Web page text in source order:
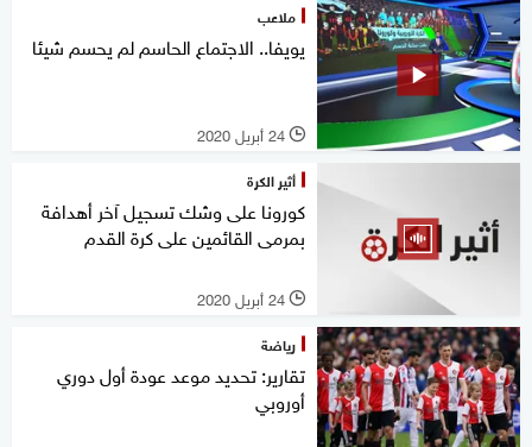
ملاعب
يويفا.. الاجتماع الحاسم لم يحسم شيئا
l 24 أبريل 2020
أثير الكرة
كورونا على وشك تسجيل آخر أهدافة
بمرمى القائمين على كرة القدم
l 24 أبريل 2020
رياضة
تقارير: تحديد موعد عودة أول دوري
أوروبي